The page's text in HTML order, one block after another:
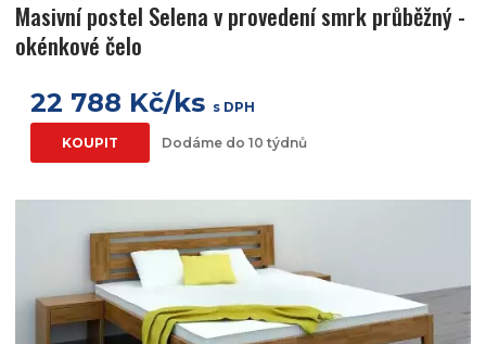
Masivní postel Selena v provedení smrk průběžný -
okénkové čelo
22 788 Kč/ks s DPH
KOUPIT Dodáme do 10 týdnů